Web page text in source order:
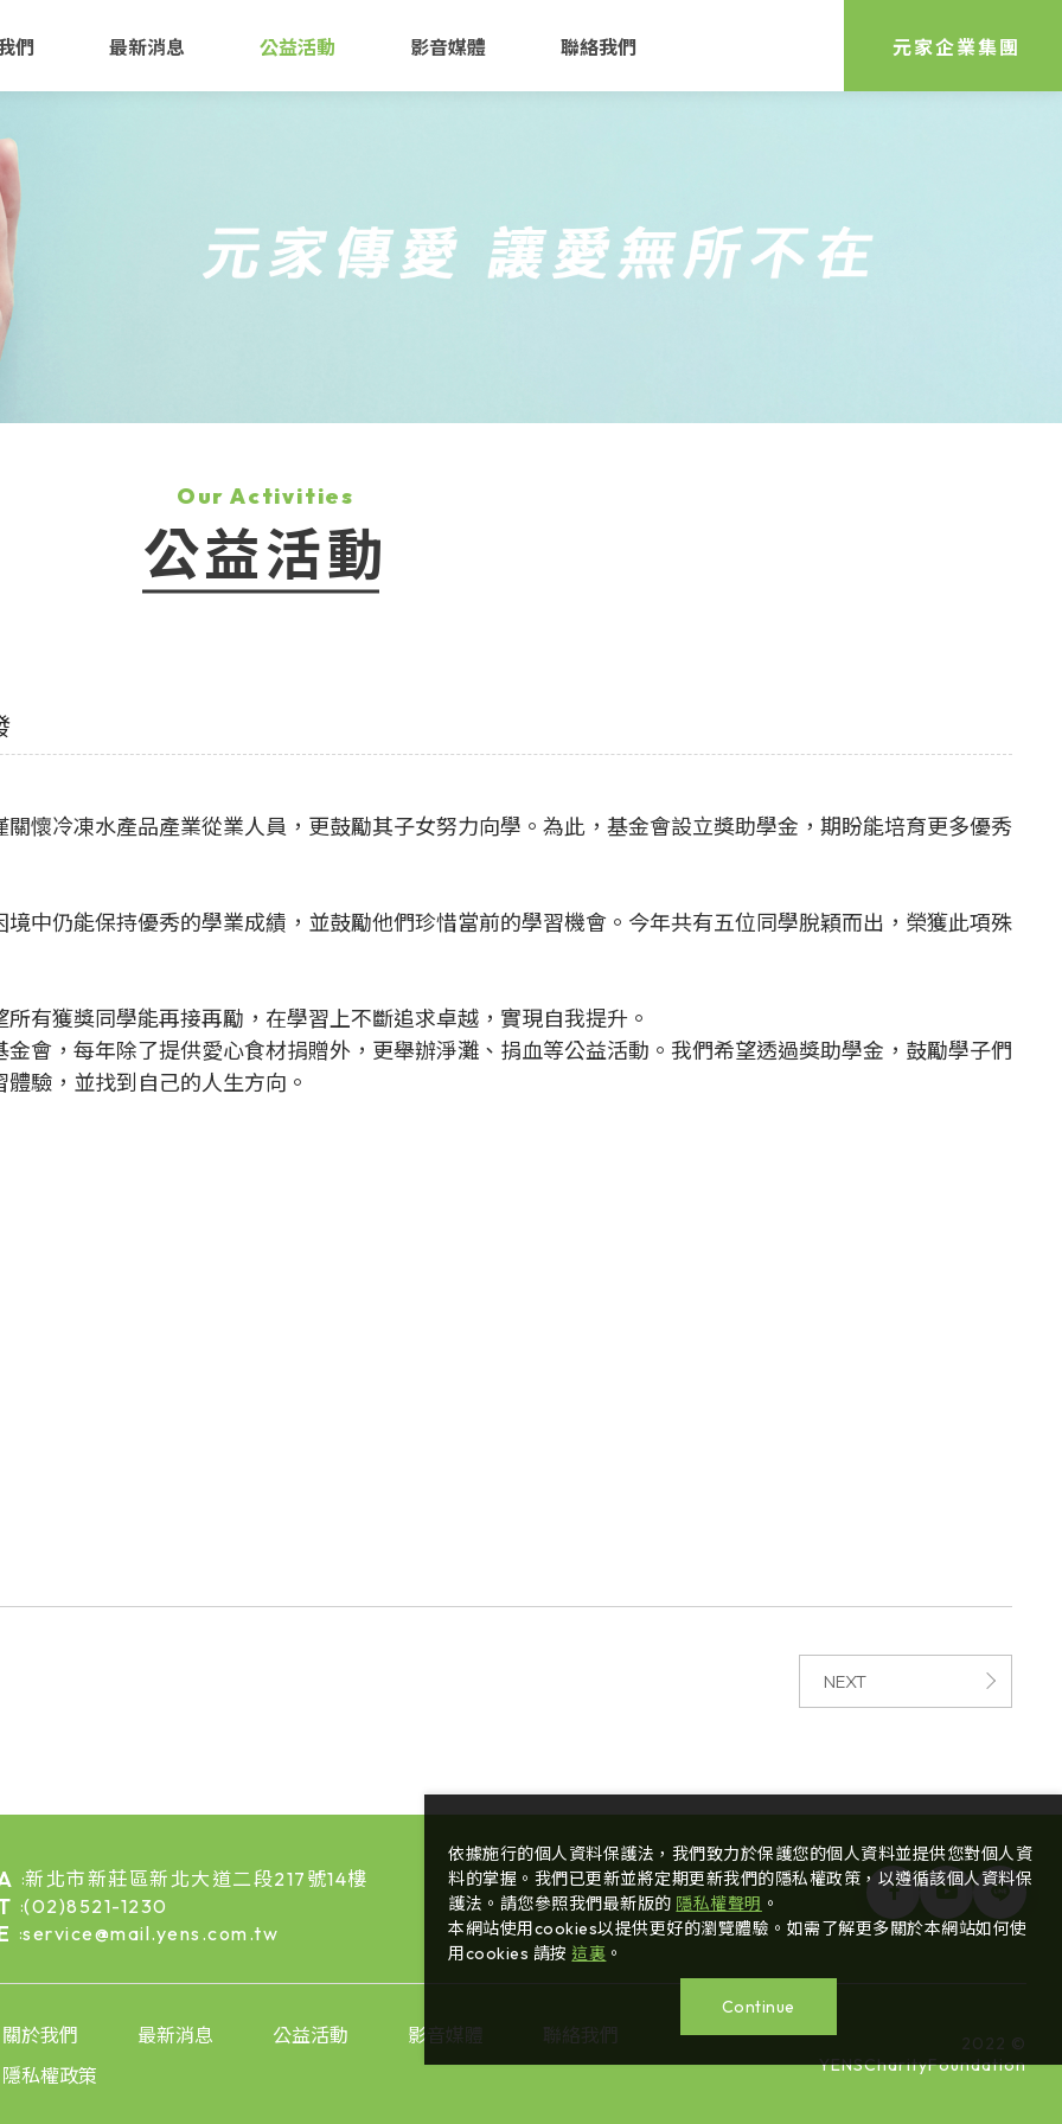
們 最新消息 公益活動 影音媒體 聯絡我們 元家企業集團
Our Activities
公益活動
懷冷凍水產品產業從業人員，更鼓勵其子女努力向學。為此，基金會設立獎助學金，期盼能培育更多優秀
中仍能保持優秀的學業成績，並鼓勵他們珍惜當前的學習機會。今年共有五位同學脫穎而出，榮獲此項殊
有獲獎同學能再接再勵，在學習上不斷追求卓越，實現自我提升。
會，每年除了提供愛心食材捐贈外，更舉辦淨灘、捐血等公益活動。我們希望透過獎助學金，鼓勵學子們
驗，並找到自己的人生方向。
NEXT
:新北市新莊區新北大道二段217號14樓
:(02)8521-1230
:service@mail.yens.com.tw
關於我們 最新消息 公益活動 影音媒體
聯絡我們
隱私權政策
2022 ©
YENSCharityFoundation
依據施行的個人資料保護法，我們致力於保護您的個人資料並提供您對個人資
料的掌握。我們已更新並將定期更新我們的隱私權政策，以遵循該個人資料保
護法。請您參照我們最新版的 隱私權聲明 。
本網站使用cookies以提供更好的瀏覽體驗。如需了解更多關於本網站如何使
用cookies 請按這裏 。
Continue